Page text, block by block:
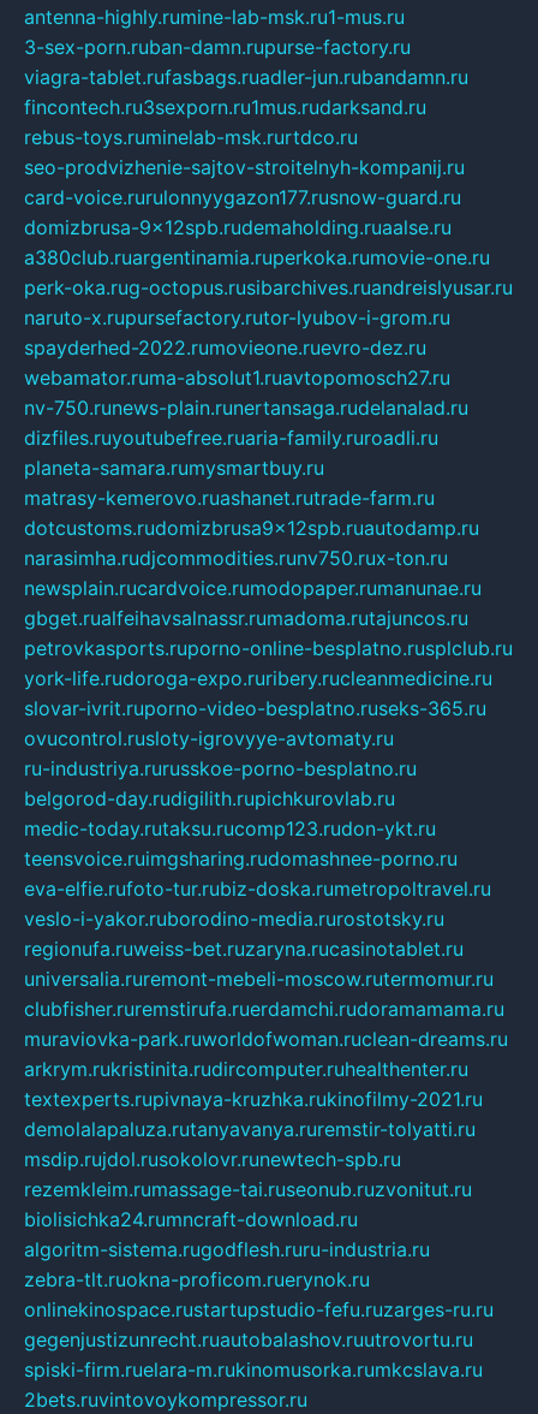
antenna-highly.rumine-lab-msk.ru1-mus.ru
3-sex-porn.ruban-damn.rupurse-factory.ru
viagra-tablet.rufasbags.ruadler-jun.rubandamn.ru
fincontech.ru3sexporn.ru1mus.rudarksand.ru
rebus-toys.ruminelab-msk.rurtdco.ru
seo-prodvizhenie-sajtov-stroitelnyh-kompanij.ru
card-voice.rurulonnyygazon177.rusnow-guard.ru
domizbrusa-9x12spb.rudemaholding.ruaalse.ru
a380club.ruargentinamia.ruperkoka.rumovie-one.ru
perk-oka.rug-octopus.rusibarchives.ruandreislyusar.ru
naruto-x.rupursefactory.rutor-lyubov-i-grom.ru
spayderhed-2022.rumovieone.ruevro-dez.ru
webamator.ruma-absolut1.ruavtopomosch27.ru
nv-750.runews-plain.runertansaga.rudelanalad.ru
dizfiles.ruyoutubefree.ruaria-family.ruroadli.ru
planeta-samara.rumysmartbuy.ru
matrasy-kemerovo.ruashanet.rutrade-farm.ru
dotcustoms.rudomizbrusa9x12spb.ruautodamp.ru
narasimha.rudjcommodities.runv750.rux-ton.ru
newsplain.rucardvoice.rumodopaper.rumanunae.ru
gbget.rualfeihavsalnassr.rumadoma.rutajuncos.ru
petrovkasports.ruporno-online-besplatno.rusplclub.ru
york-life.rudoroga-expo.ruribery.rucleanmedicine.ru
slovar-ivrit.ruporno-video-besplatno.ruseks-365.ru
ovucontrol.rusloty-igrovyye-avtomaty.ru
ru-industriya.rurusskoe-porno-besplatno.ru
belgorod-day.rudigilith.rupichkurovlab.ru
medic-today.rutaksu.rucomp123.rudon-ykt.ru
teensvoice.ruimgsharing.rudomashnee-porno.ru
eva-elfie.rufoto-tur.rubiz-doska.rumetropoltravel.ru
veslo-i-yakor.ruborodino-media.rurostotsky.ru
regionufa.ruweiss-bet.ruzaryna.rucasinotablet.ru
universalia.ruremont-mebeli-moscow.rutermomur.ru
clubfisher.ruremstirufa.ruerdamchi.rudoramamama.ru
muraviovka-park.ruworldofwoman.ruclean-dreams.ru
arkrym.rukristinita.rudircomputer.ruhealthenter.ru
textexperts.rupivnaya-kruzhka.rukinofilmy-2021.ru
demolalapaluza.rutanyavanya.ruremstir-tolyatti.ru
msdip.rujdol.rusokolovr.runewtech-spb.ru
rezemkleim.rumassage-tai.ruseonub.ruzvonitut.ru
biolisichka24.rumncraft-download.ru
algoritm-sistema.rugodflesh.ruru-industria.ru
zebra-tlt.ruokna-proficom.ruerynok.ru
onlinekinospace.rustartupstudio-fefu.ruzarges-ru.ru
gegenjustizunrecht.ruautobalashov.ruutrovortu.ru
spiski-firm.ruelara-m.rukinomusorka.rumkcslava.ru
2bets.ruvintovoykompressor.ru